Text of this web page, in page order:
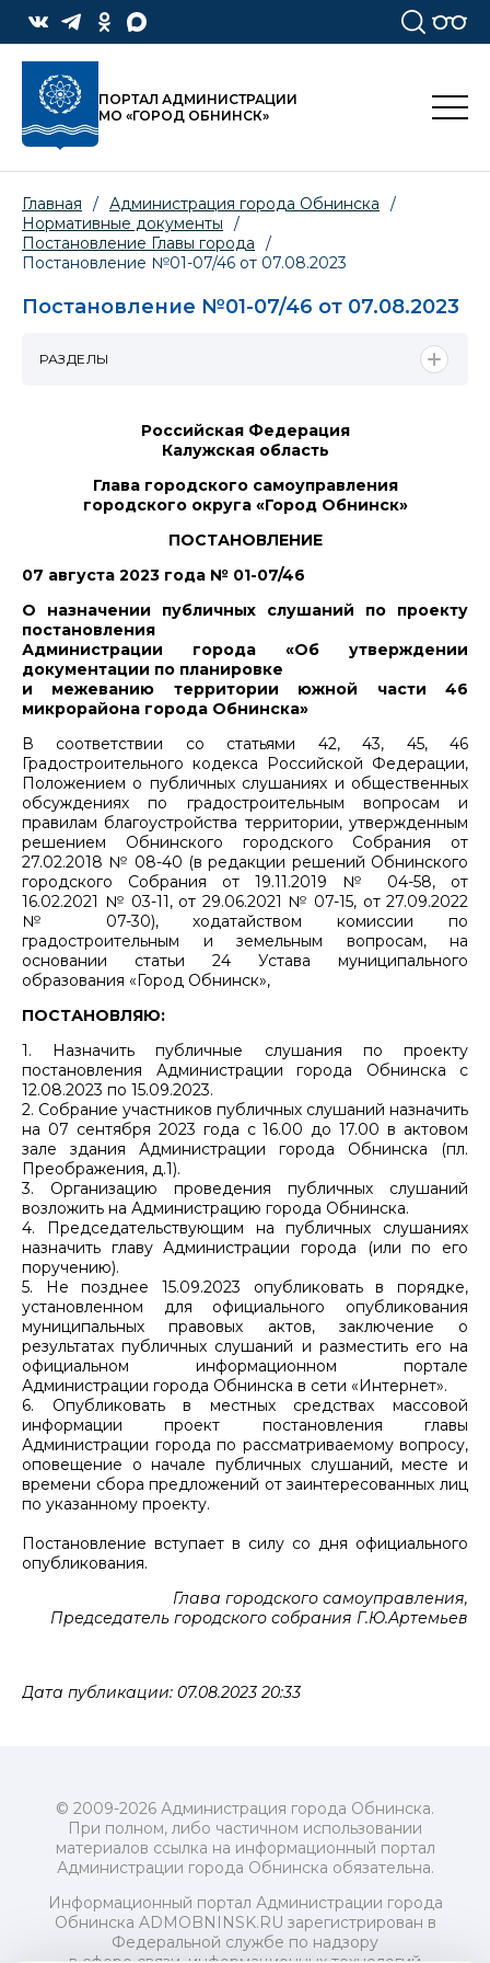
ПОРТАЛ АДМИНИСТРАЦИИ
МО «ГОРОД ОБНИНСК»
Главная / Администрация города Обнинска
/
Нормативные документы
/
Постановление Главы города
/
Постановление №01-07/46 от 07.08.2023
Постановление №01-07/46 от 07.08.2023
Российская Федерация
Калужская область
Глава городского самоуправления
городского округа «Город Обнинск»
ПОСТАНОВЛЕНИЕ
07 августа 2023 года № 01-07/46
О назначении публичных слушаний по проекту
постановления
Администрации города «Об утверждении
документации по планировке
и межеванию территории южной части 46
микрорайона города Обнинска»
В соответствии со статьями 42, 43, 45, 46
Градостроительного кодекса Российской Федерации,
Положением о публичных слушаниях и общественных
обсуждениях по градостроительным вопросам и
правилам благоустройства территории, утвержденным
решением Обнинского городского Собрания от
27.02.2018 № 08-40 (в редакции решений Обнинского
городского Собрания от 19.11.2019 № 04-58, от
16.02.2021 № 03-11, от 29.06.2021 № 07-15, от 27.09.2022
№ 07-30), ходатайством комиссии по
градостроительным и земельным вопросам, на
основании статьи 24 Устава муниципального
образования «Город Обнинск»,
ПОСТАНОВЛЯЮ:
1. Назначить публичные слушания по проекту
постановления Администрации города Обнинска с
12.08.2023 по 15.09.2023.
2. Собрание участников публичных слушаний назначить
на 07 сентября 2023 года с 16.00 до 17.00 в актовом
зале здания Администрации города Обнинска (пл.
Преображения, д.1).
3. Организацию проведения публичных слушаний
возложить на Администрацию города Обнинска.
4. Председательствующим на публичных слушаниях
назначить главу Администрации города (или по его
поручению).
5. Не позднее 15.09.2023 опубликовать в порядке,
установленном для официального опубликования
муниципальных правовых актов, заключение о
результатах публичных слушаний и разместить его на
официальном информационном портале
Администрации города Обнинска в сети «Интернет».
6. Опубликовать в местных средствах массовой
информации проект постановления главы
Администрации города по рассматриваемому вопросу,
оповещение о начале публичных слушаний, месте и
времени сбора предложений от заинтересованных лиц
по указанному проекту.
Постановление вступает в силу со дня официального
опубликования.
Глава городского самоуправления,
Председатель городского собрания Г.Ю.Артемьев
Дата публикации: 07.08.2023 20:33
РАЗДЕЛЫ
© 2009-2026 Администрация города Обнинска.
При полном, либо частичном использовании
материалов ссылка на информационный портал
Администрации города Обнинска обязательна.
Информационный портал Администрации города
Обнинска ADMOBNINSK.RU зарегистрирован в
Федеральной службе по надзору